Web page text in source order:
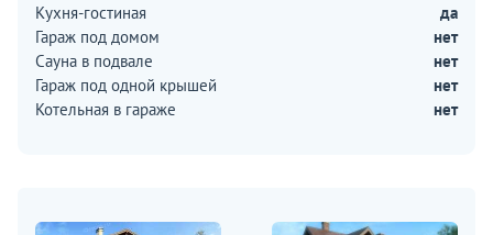
Кухня-гостиная
да
Гараж под домом
нет
Сауна в подвале
нет
Гараж под одной крышей
нет
Котельная в гараже
нет